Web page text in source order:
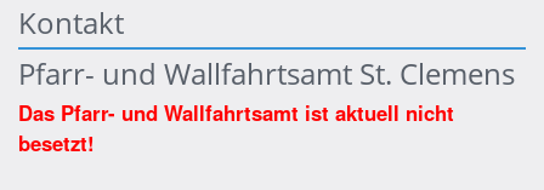
Kontakt
Pfarr- und Wallfahrtsamt St. Clemens
Das Pfarr- und Wallfahrtsamt ist aktuell nicht
besetzt!